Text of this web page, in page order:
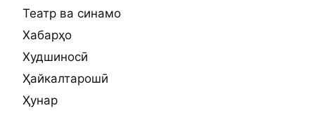
Театр ва синамо
Хабарҳо
Худшиносӣ
Ҳайкалтарошӣ
Ҳунар